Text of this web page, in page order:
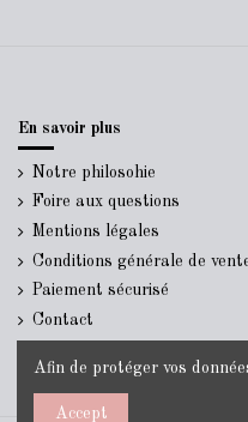
En savoir plus
Notre philosohie
Foire aux questions
Mentions légales
Conditions générale de
Paiement sécurisé
Contact
Afin de protéger vos
Accept